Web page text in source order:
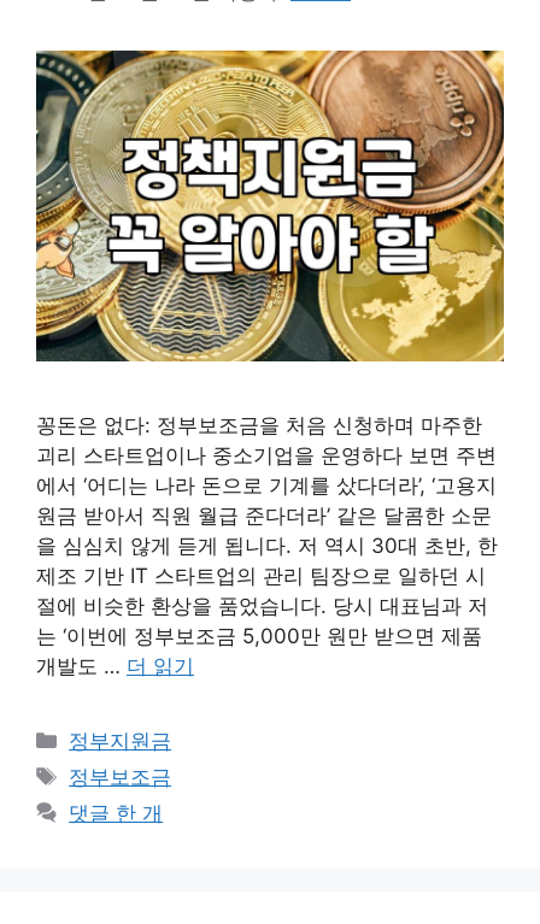
꽁돈은 없다: 정부보조금을 처음 신청하며 마주한
괴리 스타트업이나 중소기업을 운영하다 보면 주변
에서 ‘어디는 나라 돈으로 기계를 샀다더라’, ‘고용지
원금 받아서 직원 월급 준다더라’ 같은 달콤한 소문
을 심심치 않게 듣게 됩니다. 저 역시 30대 초반, 한
제조 기반 IT 스타트업의 관리 팀장으로 일하던 시
절에 비슷한 환상을 품었습니다. 당시 대표님과 저
는 ‘이번에 정부보조금 5,000만 원만 받으면 제품
개발도 … 더 읽기
카
테
고
리
정부지원금
태
그
정부보조금
댓글 한 개